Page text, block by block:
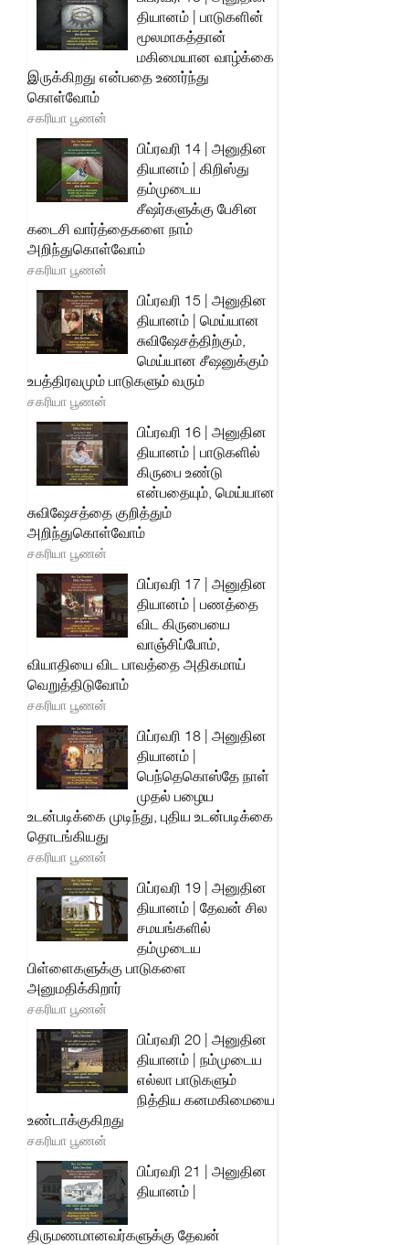
தியானம் | பாடுகளின்
மூலமாகத்தான்
மகிமையான வாழ்க்கை
இருக்கிறது என்பதை உணர்ந்து
கொள்வோம்
சகரியா பூணன்
பிப்ரவரி 14 | அனுதின
தியானம் | கிறிஸ்து
தம்முடைய
சீஷர்களுக்கு பேசின
கடைசி வார்த்தைகளை நாம்
அறிந்துகொள்வோம்
சகரியா பூணன்
பிப்ரவரி 15 | அனுதின
தியானம் | மெய்யான
சுவிஷேசத்திற்கும்,
மெய்யான சீஷனுக்கும்
உபத்திரவமும் பாடுகளும் வரும்
சகரியா பூணன்
பிப்ரவரி 16 | அனுதின
தியானம் | பாடுகளில்
கிருபை உண்டு
என்பதையும், மெய்யான
சுவிஷேசத்தை குறித்தும்
அறிந்துகொள்வோம்
சகரியா பூணன்
பிப்ரவரி 17 | அனுதின
தியானம் | பணத்தை
விட கிருபையை
வாஞ்சிப்போம்,
வியாதியை விட பாவத்தை அதிகமாய்
வெறுத்திடுவோம்
சகரியா பூணன்
பிப்ரவரி 18 | அனுதின
தியானம் |
பெந்தெகொஸ்தே நாள்
முதல் பழைய
உடன்படிக்கை முடிந்து, புதிய உடன்படிக்கை
தொடங்கியது
சகரியா பூணன்
பிப்ரவரி 19 | அனுதின
தியானம் | தேவன் சில
சமயங்களில்
தம்முடைய
பிள்ளைகளுக்கு பாடுகளை
அனுமதிக்கிறார்
சகரியா பூணன்
பிப்ரவரி 20 | அனுதின
தியானம் | நம்முடைய
எல்லா பாடுகளும்
நித்திய கனமகிமையை
உண்டாக்குகிறது
சகரியா பூணன்
பிப்ரவரி 21 | அனுதின
தியானம் |
திருமணமானவர்களுக்கு தேவன்